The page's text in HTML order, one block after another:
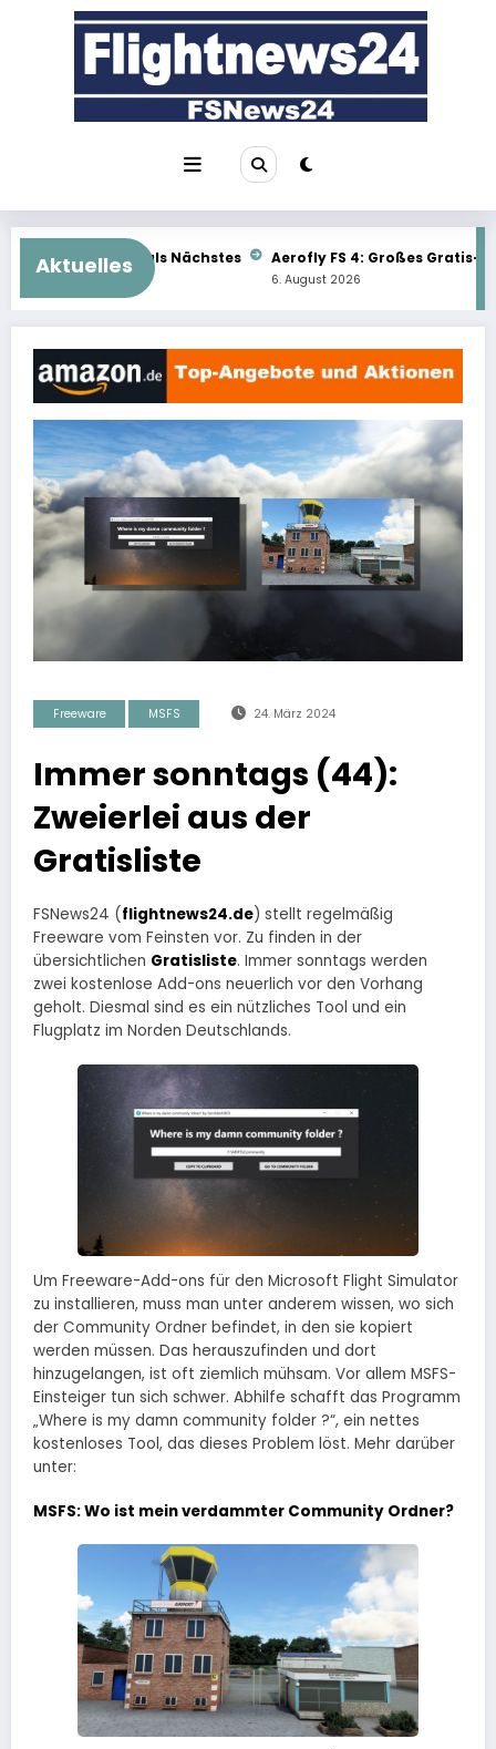
Aktuelles
Aerofly FS 4: Großes Gratis-Update im Überblick
6. August 2026
Freeware MSFS 24. März 2024
Immer sonntags (44):
Zweierlei aus der
Gratisliste
FSNews24 (flightnews24.de) stellt regelmäßig
Freeware vom Feinsten vor. Zu finden in der
übersichtlichen Gratisliste. Immer sonntags werden
zwei kostenlose Add-ons neuerlich vor den Vorhang
geholt. Diesmal sind es ein nützliches Tool und ein
Flugplatz im Norden Deutschlands.
Um Freeware-Add-ons für den Microsoft Flight Simulator
zu installieren, muss man unter anderem wissen, wo sich
der Community Ordner befindet, in den sie kopiert
werden müssen. Das herauszufinden und dort
hinzugelangen, ist oft ziemlich mühsam. Vor allem MSFS-
Einsteiger tun sich schwer. Abhilfe schafft das Programm
„Where is my damn community folder ?“, ein nettes
kostenloses Tool, das dieses Problem löst. Mehr darüber
unter:
MSFS: Wo ist mein verdammter Community Ordner?